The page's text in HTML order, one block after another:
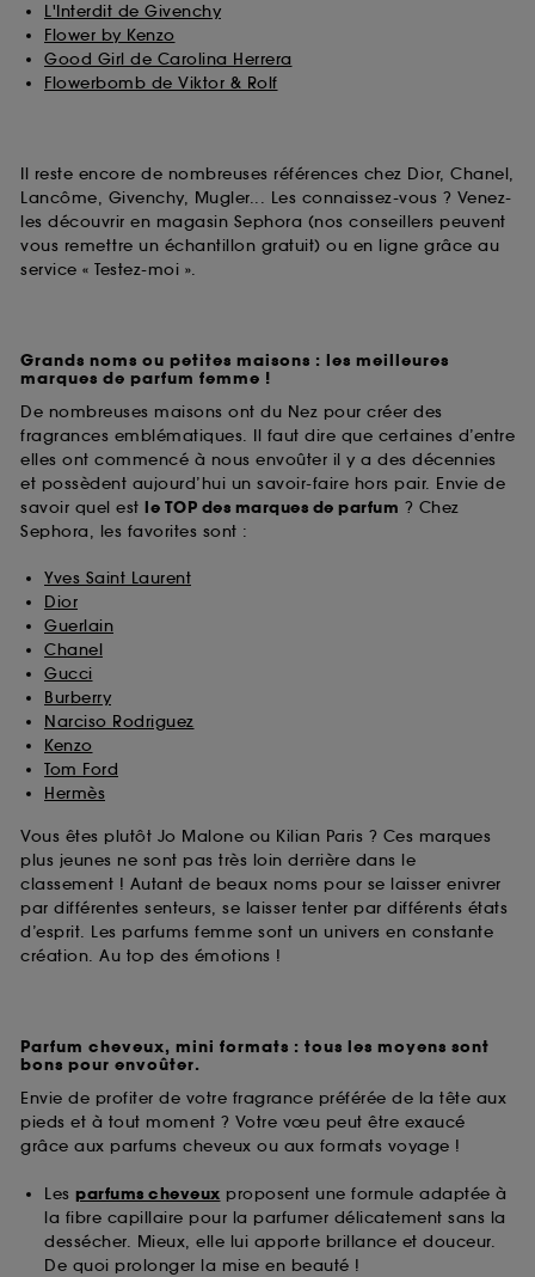
L'Interdit de Givenchy
Flower by Kenzo
Good Girl de Carolina Herrera
Flowerbomb de Viktor & Rolf
Il reste encore de nombreuses références chez Dior, Chanel,
Lancôme, Givenchy, Mugler... Les connaissez-vous ? Venez-
les découvrir en magasin Sephora (nos conseillers peuvent
vous remettre un échantillon gratuit) ou en ligne grâce au
service « Testez-moi ».
Grands noms ou petites maisons : les meilleures
marques de parfum femme !
De nombreuses maisons ont du Nez pour créer des
fragrances emblématiques. Il faut dire que certaines d’entre
elles ont commencé à nous envoûter il y a des décennies
et possèdent aujourd’hui un savoir-faire hors pair. Envie de
savoir quel est le TOP des marques de parfum ? Chez
Sephora, les favorites sont :
Yves Saint Laurent
Dior
Guerlain
Chanel
Gucci
Burberry
Narciso Rodriguez
Kenzo
Tom Ford
Hermès
Vous êtes plutôt Jo Malone ou Kilian Paris ? Ces marques
plus jeunes ne sont pas très loin derrière dans le
classement ! Autant de beaux noms pour se laisser enivrer
par différentes senteurs, se laisser tenter par différents états
d’esprit. Les parfums femme sont un univers en constante
création. Au top des émotions !
Parfum cheveux, mini formats : tous les moyens sont
bons pour envoûter.
Envie de profiter de votre fragrance préférée de la tête aux
pieds et à tout moment ? Votre vœu peut être exaucé
grâce aux parfums cheveux ou aux formats voyage !
Les parfums cheveux proposent une formule adaptée à
la fibre capillaire pour la parfumer délicatement sans la
dessécher. Mieux, elle lui apporte brillance et douceur.
De quoi prolonger la mise en beauté !